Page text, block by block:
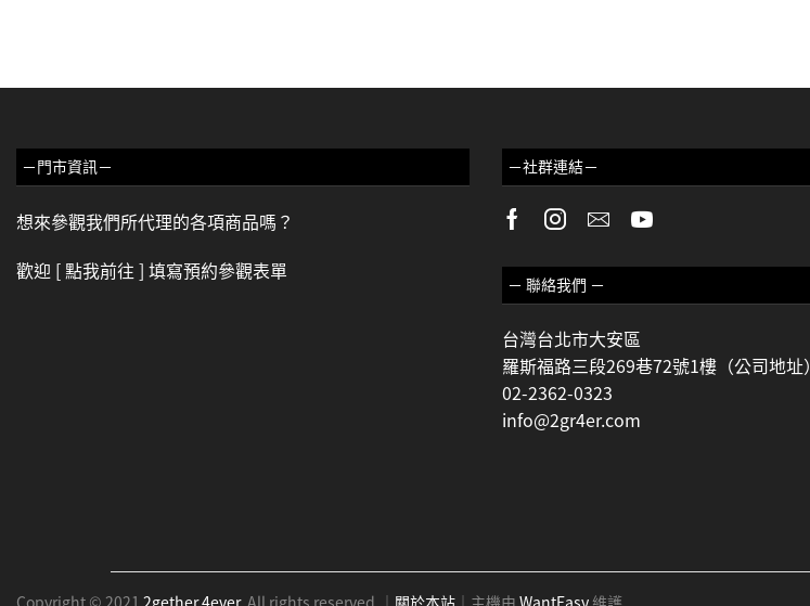
－門市資訊－
想來參觀我們所代理的各項商品嗎？
歡迎 [ 點我前往 ] 填寫預約參觀表單
－社群連結－
－ 聯絡我們 －
台灣台北市大安區
羅斯福路三段269巷72號1樓（公司地址）
02-2362-0323
info@2gr4er.com
Copyright © 2021 2gether 4ever. All rights reserved.｜ 關於本站 ｜主機由 WantEasy維護